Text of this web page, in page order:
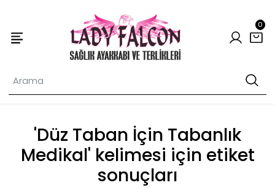
0
'Düz Taban İçin Tabanlık
Medikal' kelimesi için etiket
sonuçları